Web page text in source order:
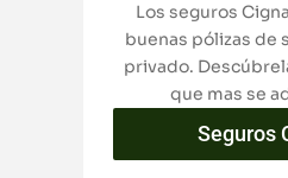
Los seguros
buenas pólizas de
privado.
que mas se
Seguros